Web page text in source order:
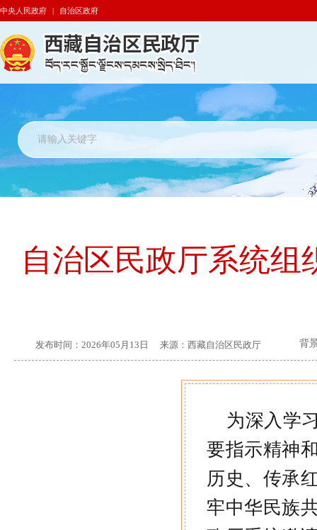
中央人民政府 | 自治区政府
自治区民政厅系统组
发布时间： 2026年05月13日 来源： 西藏自治区民政厅 背
为深入学
要指示精神
历史、传承
牢中华民族